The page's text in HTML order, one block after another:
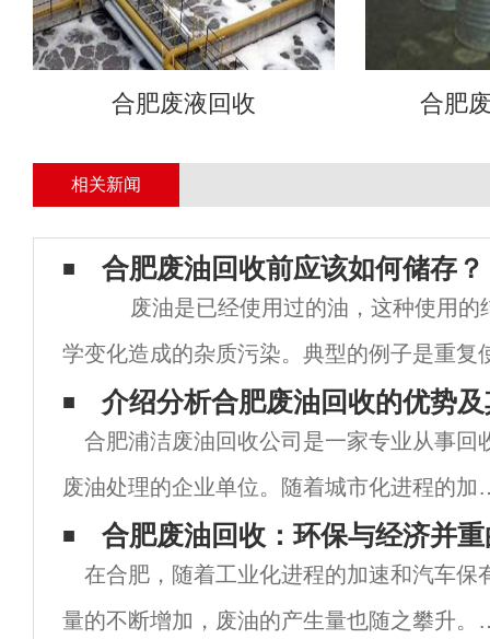
合肥废液回收 合肥
相关新闻
合肥废油回收前应该如何储存？
废油是已经使用过的油，这种使用的
学变化造成的杂质污染。典型的例子是重复
车或车辆发动机排出的油，然后储存。
介绍分析合肥废油回收的优势
合肥浦洁废油回收公司是一家专业从事回
废油处理的企业单位。随着城市化进程的加
快、废油的产生量也是越来越大，如何处理
些废弃物成为了亟待解决的环保问题。本文
从多个方面分析合肥浦洁废油回收公司的优
合肥废油回收：环保与经济并
在合肥，随着工业化进程的加速和汽车保
量的不断增加，废油的产生量也随之攀升。